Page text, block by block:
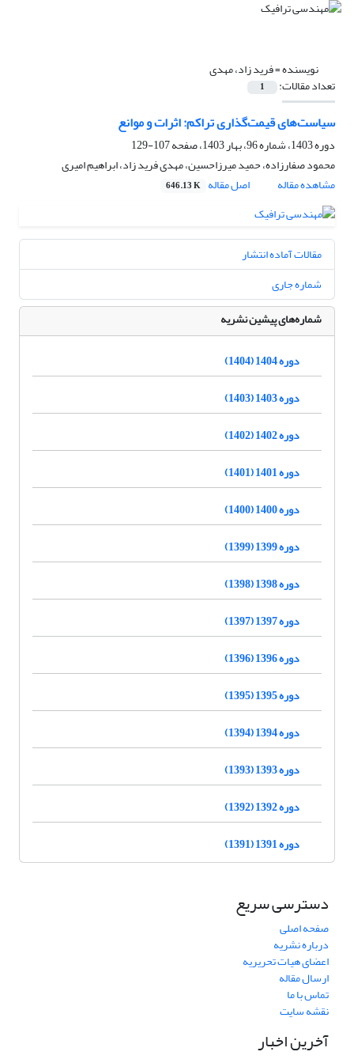
نویسنده =فرید زاد، مهدی
تعداد مقالات: 1
سیاست‌های قیمت‌گذاری تراکم: اثرات و موانع
دوره 1403، شماره 96، بهار 1403، صفحه
107-129
محمود صفارزاده، حمید میرزاحسین، مهدی فرید زاد، ابراهیم امیری
مشاهده مقاله
اصل مقاله 646.13 K
مقالات آماده انتشار
شماره جاری
شماره‌های پیشین نشریه
دوره 1404 (1404)
دوره 1403 (1403)
دوره 1402 (1402)
دوره 1401 (1401)
دوره 1400 (1400)
دوره 1399 (1399)
دوره 1398 (1398)
دوره 1397 (1397)
دوره 1396 (1396)
دوره 1395 (1395)
دوره 1394 (1394)
دوره 1393 (1393)
دوره 1392 (1392)
دوره 1391 (1391)
دسترسی سریع
صفحه اصلی
درباره نشریه
اعضای هیات تحریریه
ارسال مقاله
تماس با ما
نقشه سایت
آخرین اخبار